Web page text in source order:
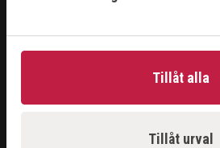
Tillåt alla
Tillåt urval
SORTIMENT
ARBETSPLATS
MASKINER